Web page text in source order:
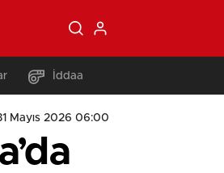
İddaa
Mayıs 2026 06:00